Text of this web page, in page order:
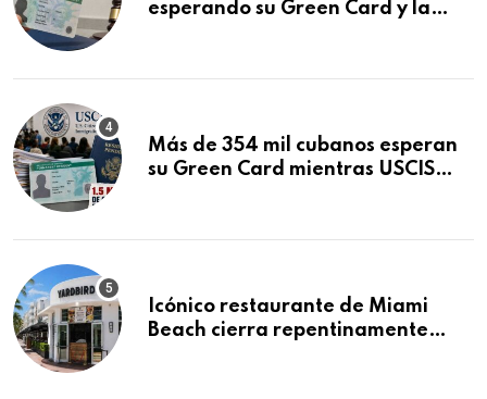
esperando su Green Card y la
Más de 354 mil cubanos esperan
su Green Card mientras USCIS
Icónico restaurante de Miami
Beach cierra repentinamente